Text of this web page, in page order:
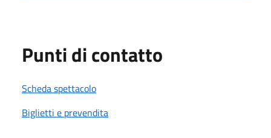
Punti di contatto
Scheda spettacolo
Biglietti e prevendita